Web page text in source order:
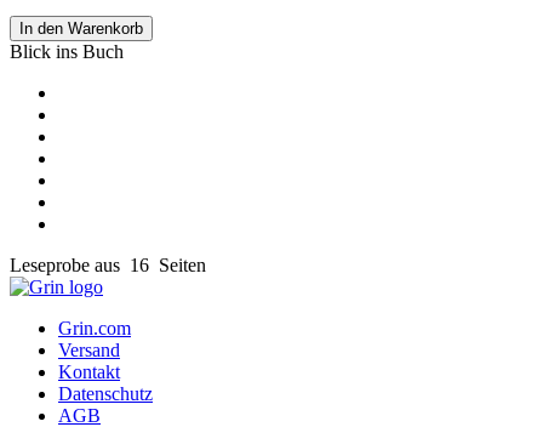
In den Warenkorb
Blick ins Buch
Leseprobe aus 16 Seiten